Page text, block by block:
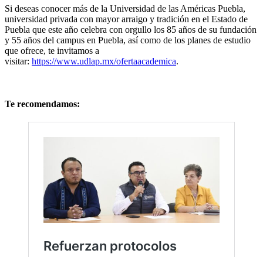
Si deseas conocer más de la Universidad de las Américas Puebla,
universidad privada con mayor arraigo y tradición en el Estado de
Puebla que este año celebra con orgullo los 85 años de su fundación
y 55 años del campus en Puebla, así como de los planes de estudio
que ofrece, te invitamos a
visitar: https://www.udlap.mx/ofertaacademica.
Te recomendamos: